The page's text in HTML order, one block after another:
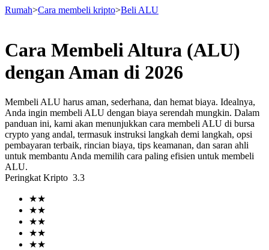
Berjangka
USDT Berjangka
Kontrak berjangka menggunakan USDT sebagai jaminannya
Rumah>Cara membeli kripto>Beli ALU
Cara Membeli Altura (ALU)
dengan Aman di 2026
Membeli ALU harus aman, sederhana, dan hemat biaya. Idealnya,
Anda ingin membeli ALU dengan biaya serendah mungkin. Dalam
panduan ini, kami akan menunjukkan cara membeli ALU di bursa
crypto yang andal, termasuk instruksi langkah demi langkah, opsi
pembayaran terbaik, rincian biaya, tips keamanan, dan saran ahli
untuk membantu Anda memilih cara paling efisien untuk membeli
ALU.
Peringkat Kripto 3.3
★★
★★
★★
★★
★★